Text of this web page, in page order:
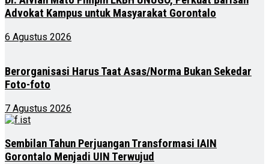
Advokat Kampus untuk Masyarakat Gorontalo
6 Agustus 2026
Berorganisasi Harus Taat Asas/Norma Bukan Sekedar
Foto-foto
7 Agustus 2026
Sembilan Tahun Perjuangan Transformasi IAIN
Gorontalo Menjadi UIN Terwujud